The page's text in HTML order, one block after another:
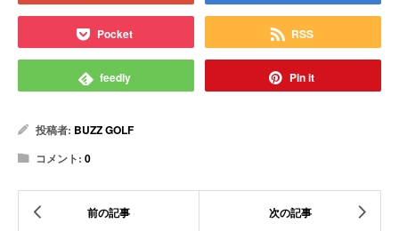
Pocket RSS
feedly Pin it
投稿者: BUZZ GOLF
コメント: 0